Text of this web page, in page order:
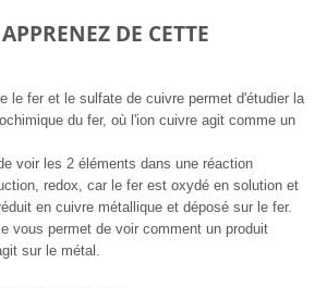
DE CETTE
le fer et le sulfate de cuivre permet d'étudier la
du fer, où l'ion cuivre agit comme un
voir les 2 éléments dans une réaction
redox, car le fer est oxydé en solution et
en cuivre métallique et déposé sur le fer.
vous permet de voir comment un produit
sur le métal.